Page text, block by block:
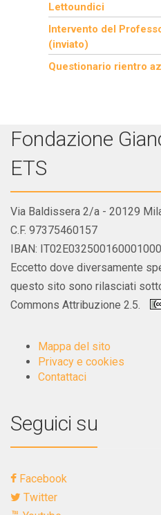
Lettoundici
Intervento del
(inviato)
Questionario rientro
Fondazione
ETS
Via Baldissera 2/a - 20129
C.F. 97375460157
IBAN:
Eccetto dove diversamente
questo sito sono rilasciati
Commons Attribuzione 2.5.
Mappa del sito
Privacy e cookies
Contattaci
Seguici su
Facebook
Twitter